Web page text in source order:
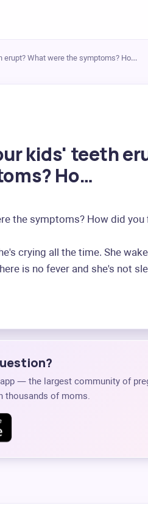
erupt? What were the symptoms? Ho…
kids' teeth
Ho…
the symptoms? How did you
crying all the time. She
is no fever and she's not
— the largest community of
thousands of moms.